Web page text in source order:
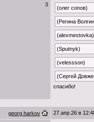
3
(олег сопов)
(Регина
(alexmestovka)
(Sputnyk)
(velessson)
(Сергей
спасибо!
georg harkov 27.апр.26 в